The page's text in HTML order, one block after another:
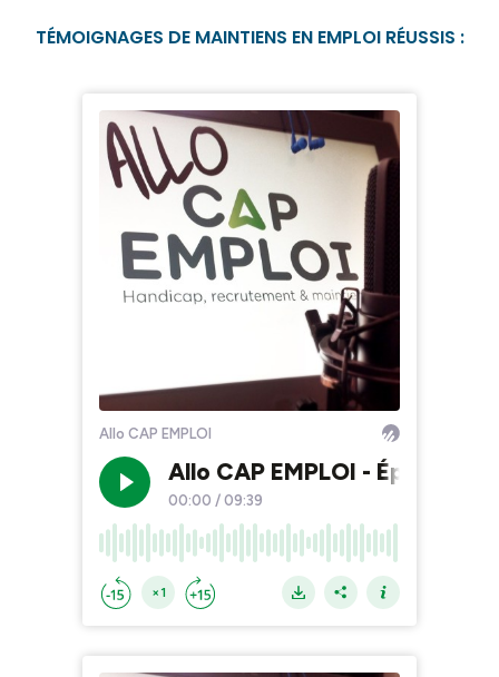
TÉMOIGNAGES DE MAINTIENS EN EMPLOI RÉUSSIS :